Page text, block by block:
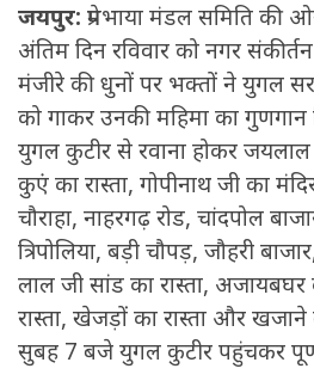
जयपुर: प्रेमभाया मंडल समिति
अंतिम दिन रविवार को नगर
मंजीरे की धुनों पर भक्तों ने युगल
को गाकर उनकी महिमा का गुणगान
युगल कुटीर से रवाना होकर जयलाल
कुएं का रास्ता, गोपीनाथ जी का
चौराहा, नाहरगढ़ रोड, चांदपोल
त्रिपोलिया, बड़ी चौपड़, जौहरी
लाल जी सांड का रास्ता, अजायबघर
रास्ता, खेजड़ों का रास्ता और खजाने
सुबह 7 बजे युगल कुटीर पहुंचकर